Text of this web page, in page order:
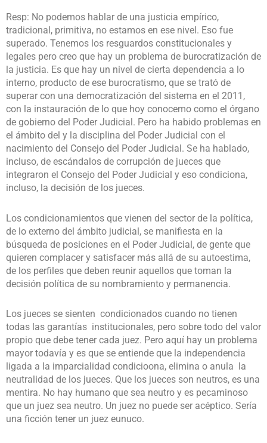
Resp: No podemos hablar de una justicia empírico,
tradicional, primitiva, no estamos en ese nivel. Eso fue
superado. Tenemos los resguardos constitucionales y
legales pero creo que hay un problema de burocratización de
la justicia. Es que hay un nivel de cierta dependencia a lo
interno, producto de ese burocratismo, que se trató de
superar con una democratización del sistema en el 2011,
con la instauración de lo que hoy conocemo como el órgano
de gobierno del Poder Judicial. Pero ha habido problemas en
el ámbito del y la disciplina del Poder Judicial con el
nacimiento del Consejo del Poder Judicial. Se ha hablado,
incluso, de escándalos de corrupción de jueces que
integraron el Consejo del Poder Judicial y eso condiciona,
incluso, la decisión de los jueces.
Los condicionamientos que vienen del sector de la política,
de lo externo del ámbito judicial, se manifiesta en la
búsqueda de posiciones en el Poder Judicial, de gente que
quieren complacer y satisfacer más allá de su autoestima,
de los perfiles que deben reunir aquellos que toman la
decisión política de su nombramiento y permanencia.
Los jueces se sienten condicionados cuando no tienen
todas las garantías institucionales, pero sobre todo del valor
propio que debe tener cada juez. Pero aquí hay un problema
mayor todavía y es que se entiende que la independencia
ligada a la imparcialidad condicioona, elimina o anula la
neutralidad de los jueces. Que los jueces son neutros, es una
mentira. No hay humano que sea neutro y es pecaminoso
que un juez sea neutro. Un juez no puede ser acéptico. Sería
una ficción tener un juez eunuco.